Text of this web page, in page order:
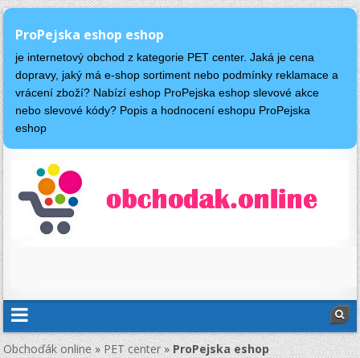
ProPejska eshop eshop
je internetový obchod z kategorie PET center. Jaká je cena
dopravy, jaký má e-shop sortiment nebo podmínky reklamace a
vrácení zboží? Nabízí eshop ProPejska eshop slevové akce
nebo slevové kódy? Popis a hodnocení eshopu ProPejska
eshop
Obchoďák online»PET center»ProPejska eshop